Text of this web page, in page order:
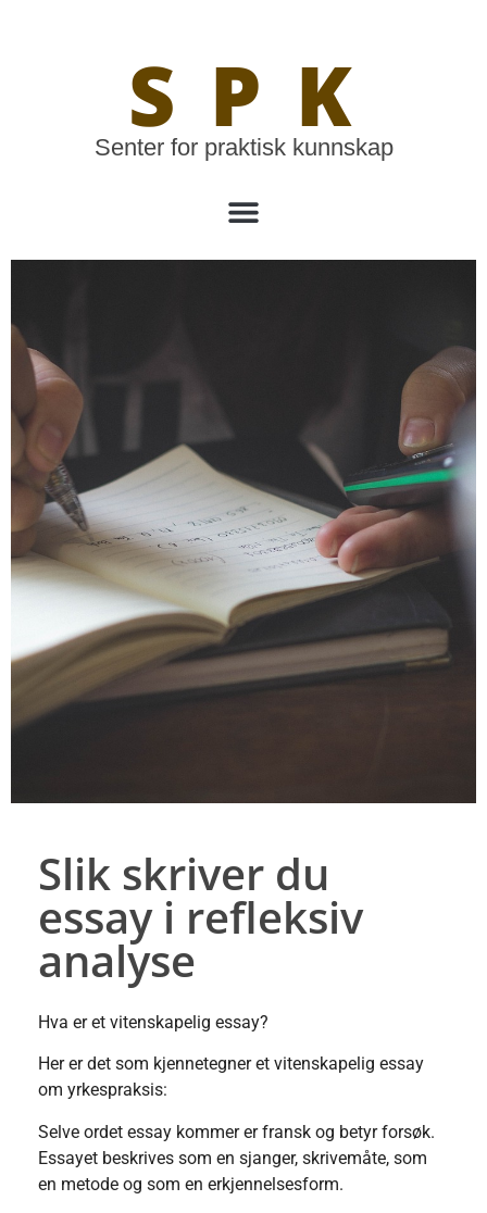
SPK
Senter for praktisk kunnskap
Slik skriver du
essay i refleksiv
analyse
Hva er et vitenskapelig essay?
Her er det som kjennetegner et vitenskapelig essay
om yrkespraksis:
Selve ordet essay kommer er fransk og betyr forsøk.
Essayet beskrives som en sjanger, skrivemåte, som
en metode og som en erkjennelsesform.